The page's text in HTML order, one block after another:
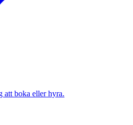
att boka eller hyra.